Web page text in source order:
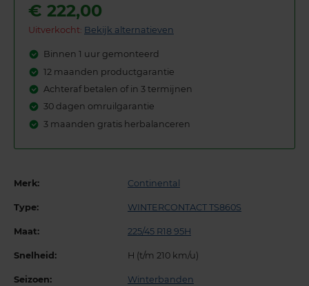
€ 222,00
Uitverkocht: Bekijk alternatieven
Binnen 1 uur gemonteerd
12 maanden productgarantie
Achteraf betalen of in 3 termijnen
30 dagen omruilgarantie
3 maanden gratis herbalanceren
Merk: Continental
Type: WINTERCONTACT TS860S
Maat: 225/45 R18 95H
Snelheid: H (t/m 210 km/u)
Seizoen: Winterbanden